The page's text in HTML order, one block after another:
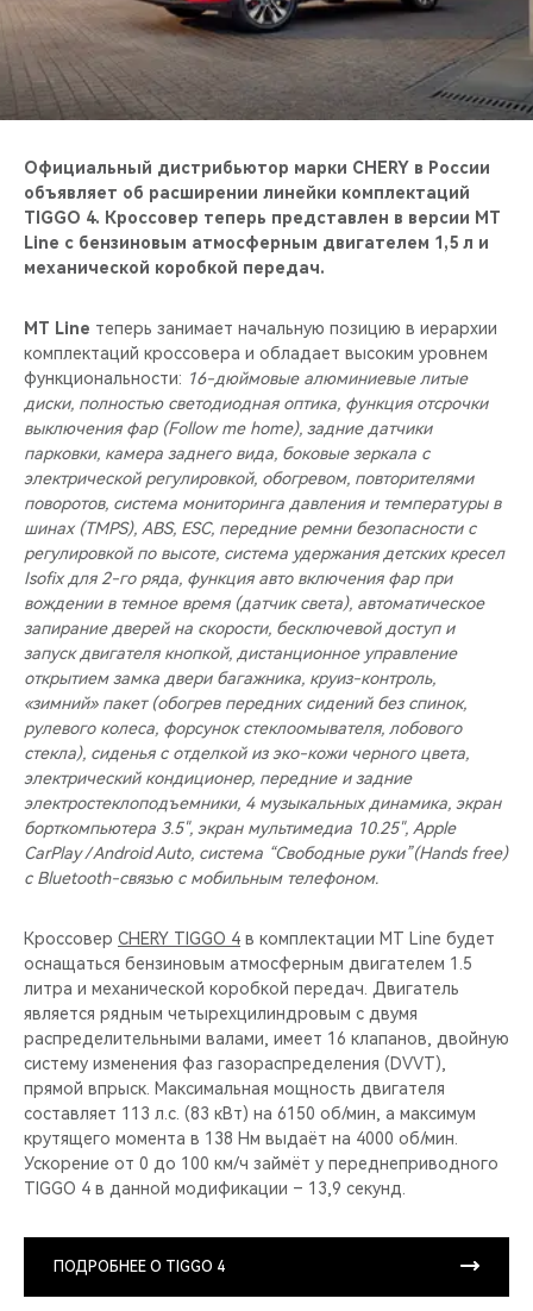
CHERY И СПОРТ
НАШИ МЕРОПРИЯТИЯ
ВИДЕООБЗОРЫ
CHERY ДЛЯ ДЕТЕЙ
Официальный дистрибьютор марки CHERY в России
объявляет об расширении линейки комплектаций
TIGGO 4. Кроссовер теперь представлен в версии MT
Line c бензиновым атмосферным двигателем 1,5 л и
механической коробкой передач.
MT Line теперь занимает начальную позицию в иерархии
комплектаций кроссовера и обладает высоким уровнем
функциональности: 16-дюймовые алюминиевые литые
диски, полностью светодиодная оптика, функция отсрочки
выключения фар (Follow me home), задние датчики
парковки, камера заднего вида, боковые зеркала с
электрической регулировкой, обогревом, повторителями
поворотов, система мониторинга давления и температуры в
шинах (TMPS), ABS, ESC, передние ремни безопасности с
регулировкой по высоте, система удержания детских кресел
Isofix для 2-го ряда, функция авто включения фар при
вождении в темное время (датчик света), автоматическое
запирание дверей на скорости, бесключевой доступ и
запуск двигателя кнопкой, дистанционное управление
открытием замка двери багажника, круиз-контроль,
«зимний» пакет (обогрев передних сидений без спинок,
рулевого колеса, форсунок стеклоомывателя, лобового
стекла), сиденья с отделкой из эко-кожи черного цвета,
электрический кондиционер, передние и задние
электростеклоподъемники, 4 музыкальных динамика, экран
борткомпьютера 3.5", экран мультимедиа 10.25", Apple
CarPlay / Android Auto, система “Свободные руки”(Hands free)
с Bluetooth-связью с мобильным телефоном.
Кроссовер CHERY TIGGO 4 в комплектации MT Line будет
оснащаться бензиновым атмосферным двигателем 1.5
литра и механической коробкой передач. Двигатель
является рядным четырехцилиндровым с двумя
распределительными валами, имеет 16 клапанов, двойную
систему изменения фаз газораспределения (DVVT),
прямой впрыск. Максимальная мощность двигателя
составляет 113 л.с. (83 кВт) на 6150 об/мин, а максимум
крутящего момента в 138 Нм выдаёт на 4000 об/мин.
Ускорение от 0 до 100 км/ч займёт у переднеприводного
TIGGO 4 в данной модификации – 13,9 секунд.
ПОДРОБНЕЕ О TIGGO 4